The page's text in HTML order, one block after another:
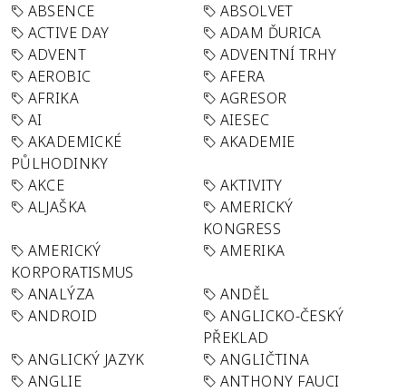
ABSENCE
ABSOLVET
ACTIVE DAY
ADAM ĎURICA
ADVENT
ADVENTNÍ TRHY
AEROBIC
AFERA
AFRIKA
AGRESOR
AI
AIESEC
AKADEMICKÉ
PŮLHODINKY
AKADEMIE
AKCE
AKTIVITY
ALJAŠKA
AMERICKÝ
KONGRESS
AMERICKÝ
KORPORATISMUS
AMERIKA
ANALÝZA
ANDĚL
ANDROID
ANGLICKO-ČESKÝ
PŘEKLAD
ANGLICKÝ JAZYK
ANGLIČTINA
ANGLIE
ANTHONY FAUCI